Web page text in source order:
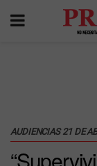
AUDIENCIAS 21 DE